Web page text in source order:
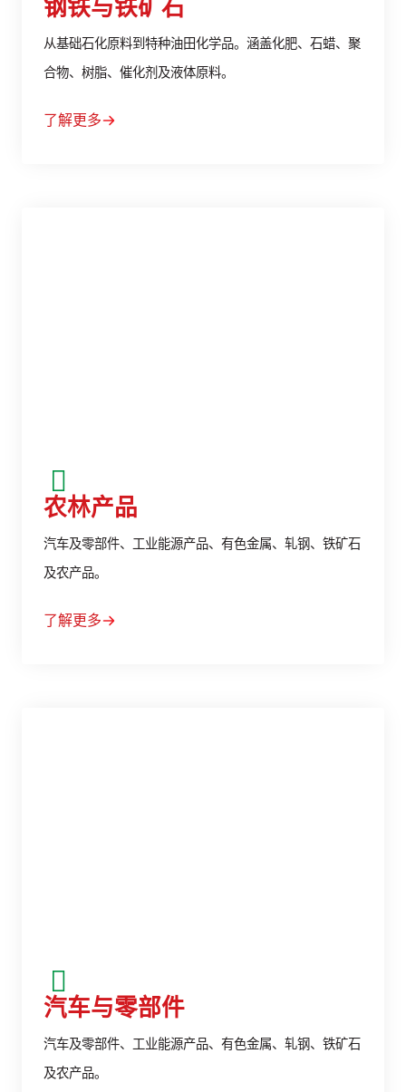
钢铁与铁矿石
从基础石化原料到特种油田化学品。涵盖化肥、石蜡、聚
合物、树脂、催化剂及液体原料。
了解更多
农林产品
汽车及零部件、工业能源产品、有色金属、轧钢、铁矿石
及农产品。
了解更多
汽车与零部件
汽车及零部件、工业能源产品、有色金属、轧钢、铁矿石
及农产品。